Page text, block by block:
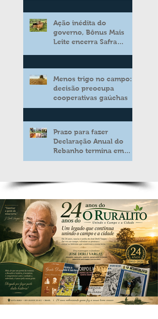
Ação inédita do
governo, Bônus Mais
Leite encerra Safra
aos produtores de leite
Menos trigo no campo:
decisão preocupa
cooperativas gaúchas
Prazo para fazer
Declaração Anual do
Rebanho termina em
duas semanas